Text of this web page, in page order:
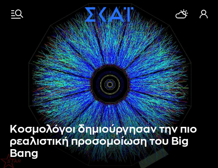
Kοσμολόγοι δημιούργησαν την πιο
ρεαλιστική προσομοίωση του Big
Bang